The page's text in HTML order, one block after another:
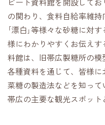
の関わり、食料自給率維
｢漂白｣等様々な砂糖に対
様にわかりやすくお伝え
料館は、旧帯広製糖所の模
各種資料を通じて、皆様
菜糖の製造法などを知って
帯広の主要な観光スポット